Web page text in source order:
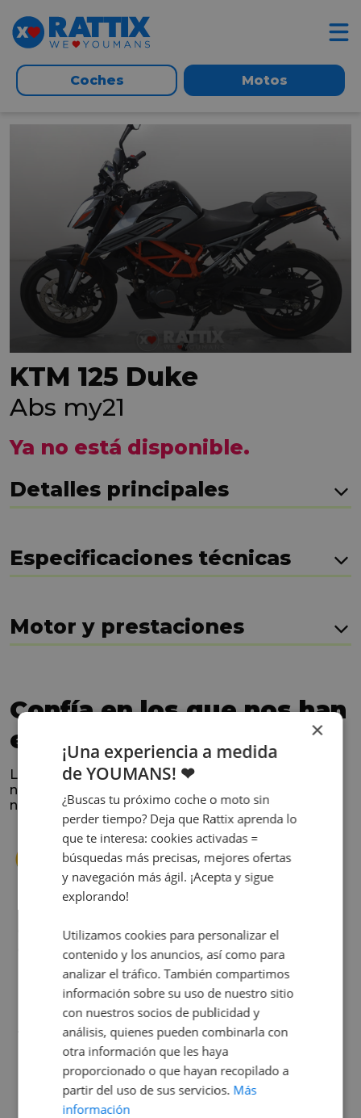
Coches Motos
KTM 125 Duke
Abs my21
Ya no está disponible.
Detalles principales
Especificaciones técnicas
Motor y prestaciones
Confía en los que nos han
elegido
La satisfacción y la experiencia de los clientes es
nuestra prioridad. Lee lo que opinan y conoce
nuestra historia.
Cuando decidí vender mi coche busqué
diferentes empresas donde hacerlo y la que
me dio más confianza fue Rattix, por las
buenas (y tantas) reseñas que tienen.
Realmente la experiencia ha sido muy
buena, Carolina ha sido siempre muy atenta
y profesional. Finalmente mi hermana se
queda el coche, pero no puedo más que
recomendar el buen trato desde el primer
hasta el último momento.
Judit Sorribes
×
¡Una experiencia a medida
de YOUMANS! ❤
¿Buscas tu próximo coche o moto sin
perder tiempo? Deja que Rattix aprenda lo
que te interesa: cookies activadas =
búsquedas más precisas, mejores ofertas
y navegación más ágil. ¡Acepta y sigue
explorando!
Utilizamos cookies para personalizar el
contenido y los anuncios, así como para
analizar el tráfico. También compartimos
información sobre su uso de nuestro sitio
con nuestros socios de publicidad y
análisis, quienes pueden combinarla con
otra información que les haya
proporcionado o que hayan recopilado a
partir del uso de sus servicios. Más
información